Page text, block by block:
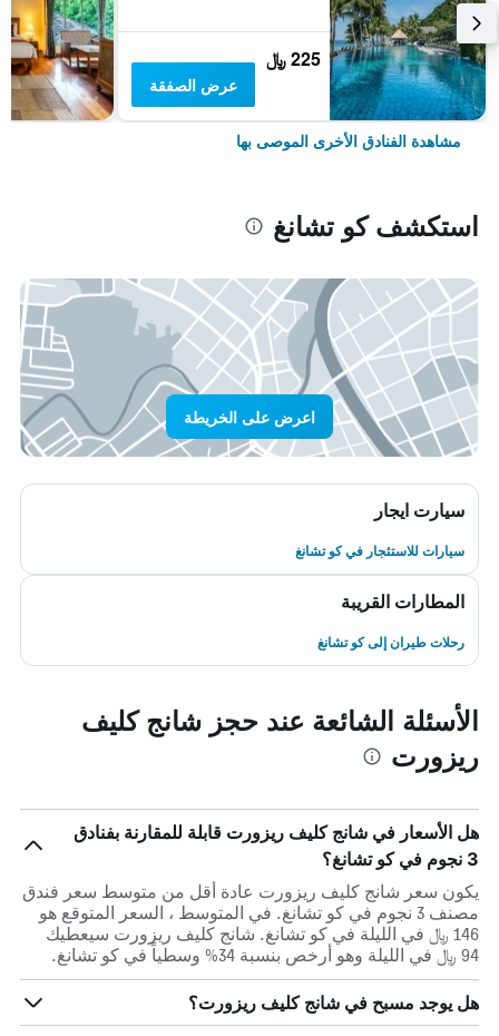
225 ﷼
عرض الصفقة
مشاهدة الفنادق الأخرى الموصى بها
استكشف كو تشانغ
اعرض على الخريطة
سيارت ايجار
سيارات للاستئجار في كو تشانغ
المطارات القريبة
رحلات طيران إلى كو تشانغ
الأسئلة الشائعة عند حجز شانج كليف
ريزورت
هل الأسعار في شانج كليف ريزورت قابلة للمقارنة بفنادق
3 نجوم في كو تشانغ؟
يكون سعر شانج كليف ريزورت عادة أقل من متوسط ​​سعر فندق
مصنف 3 نجوم في كو تشانغ. في المتوسط ، السعر المتوقع هو
146 ﷼ في الليلة في كو تشانغ. شانج كليف ريزورت سيعطيك
94 ﷼ في الليلة وهو أرخص بنسبة 34% وسطياً في كو تشانغ.
هل يوجد مسبح في شانج كليف ريزورت؟